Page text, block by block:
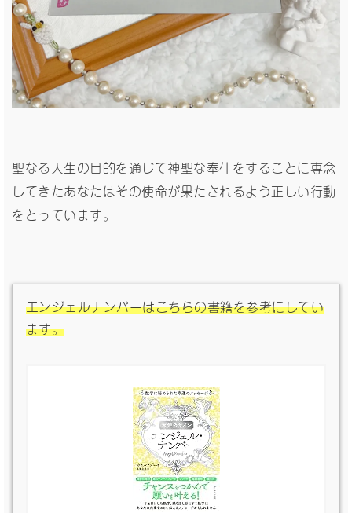
聖なる人生の目的を通じて神聖な奉仕をすることに専念
してきたあなたはその使命が果たされるよう正しい行動
をとっています。
エンジェルナンバーはこちらの書籍を参考にしてい
ます。